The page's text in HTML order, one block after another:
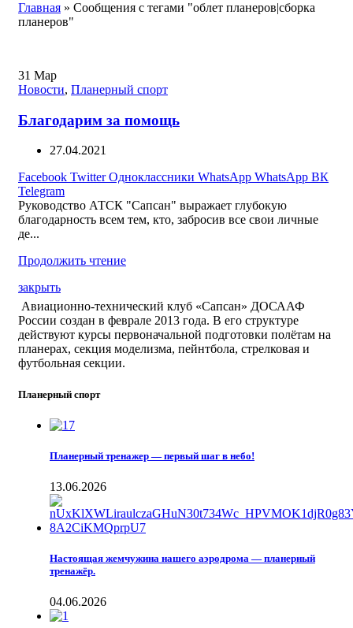
Главная » Сообщения с тегами "облет планеров|сборка
планеров"
31 Мар
Новости, Планерный спорт
Благодарим за помощь
27.04.2021
Facebook Twitter Одноклассники WhatsApp WhatsApp ВК
Telegram
Руководство АТСК "Сапсан" выражает глубокую
благодарность всем тем, кто, забросив все свои личные
де...
Продолжить чтение
закрыть
Авиационно-технический клуб «Сапсан» ДОСААФ
России создан в феврале 2013 года. В его структуре
действуют курсы первоначальной подготовки полётам на
планерах, секция моделизма, пейнтбола, стрелковая и
футбольная секции.
Планерный спорт
Планерный тренажер — первый шаг в небо!
13.06.2026
Настоящая жемчужина нашего аэродрома — планерный
тренажёр.
04.06.2026